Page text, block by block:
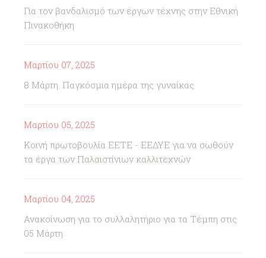
Για τον βανδαλισμό των έργων τέχνης στην Εθνική
Πινακοθήκη
Μαρτίου 07, 2025
8 Μάρτη. Παγκόσμια ημέρα της γυναίκας
Μαρτίου 05, 2025
Κοινή πρωτοβουλία ΕΕΤΕ - ΕΕΔΥΕ για να σωθούν
τα έργα των Παλαιστίνιων καλλιτεχνών
Μαρτίου 04, 2025
Ανακοίνωση για το συλλαλητήριο για τα Τέμπη στις
05 Μάρτη